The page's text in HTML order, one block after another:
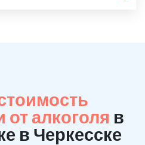
от алкоголя в
в Черкесске